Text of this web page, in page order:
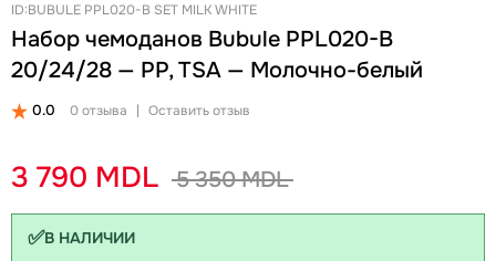
ID:BUBULE PPL020-B SET MILK WHITE
Набор чемоданов Bubule PPL020-B
20/24/28 — PP, TSA — Молочно-белый
0.0 0 отзыва | Оставить отзыв
3 790 MDL 5 350 MDL
✅В НАЛИЧИИ